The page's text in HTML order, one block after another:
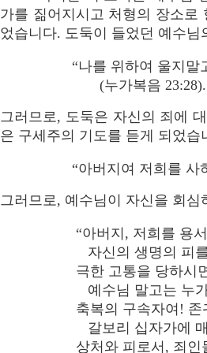
가를 짊어지시고 처형의 장소로
었습니다. 도둑이 들었던 예수님
“나를 위하여 울지말
(누가복음 23:28).
그러므로, 도둑은 자신의 죄에
은 구세주의 기도를 듣게 되었습
“아버지여 저희를 사
그러므로, 예수님이 자신을 회
“아버지, 저희를 용
자신의 생명의 피
극한 고통을 당하시
예수님 말고는 누
축복의 구속자여! 존
갈보리 십자가에
상처와 피로서, 죄인